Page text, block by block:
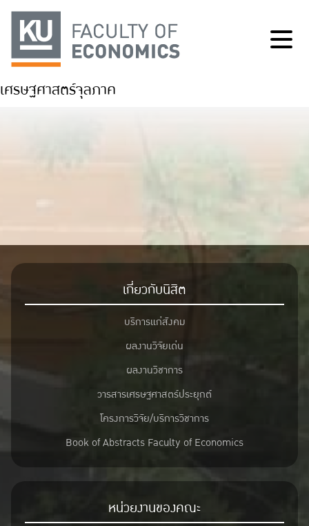
เศรษฐศาสตร์จุลภาค
เกี่ยวกับนิสิต
บริการแก่สังคม
ผลงานวิจัยเด่น
ผลงานวิชาการ
วารสารเศรษฐศาสตร์ประยุกต์
โครงการวิจัย/บริการวิชาการ
Book of Abstracts Faculty of Economics
หน่วยงานของคณะ